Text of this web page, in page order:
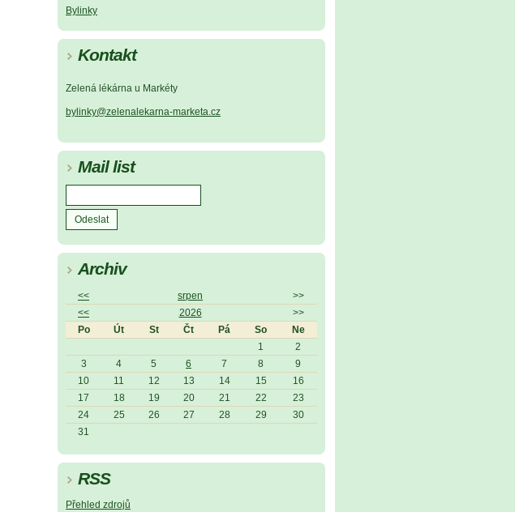
Bylinky
Kontakt
Zelená lékárna u Markéty
bylinky@zelenalekarna-marketa.cz
Mail list
Archiv
<< srpen
>>
<<
2026
>>
Po
Út St Čt Pá So
Ne
1
2
3
4 5 6 7 8
9
10
11 12 13 14 15
16
17
18 19 20 21 22
23
24
25 26 27 28 29
30
31
RSS
Přehled zdrojů